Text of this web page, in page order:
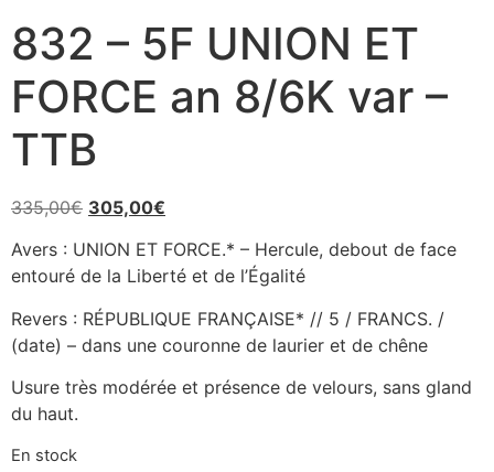
832 – 5F UNION ET
FORCE an 8/6K var –
TTB
335,00€ 305,00€
Avers : UNION ET FORCE.* – Hercule, debout de face
entouré de la Liberté et de l’Égalité
Revers : RÉPUBLIQUE FRANÇAISE* // 5 / FRANCS. /
(date) – dans une couronne de laurier et de chêne
Usure très modérée et présence de velours, sans gland
du haut.
En stock